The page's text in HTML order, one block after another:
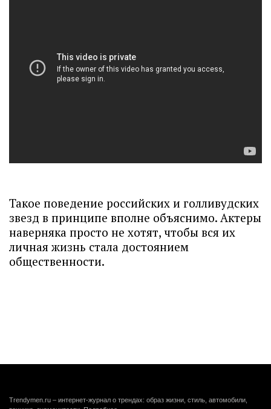
Такое поведение российских и голливудских
звезд в принципе вполне объяснимо. Актеры
наверняка просто не хотят, чтобы вся их
личная жизнь стала достоянием
общественности.
Trendymen.ru – интернет-журнал о трендах: образ жизни, стиль, автомобили,